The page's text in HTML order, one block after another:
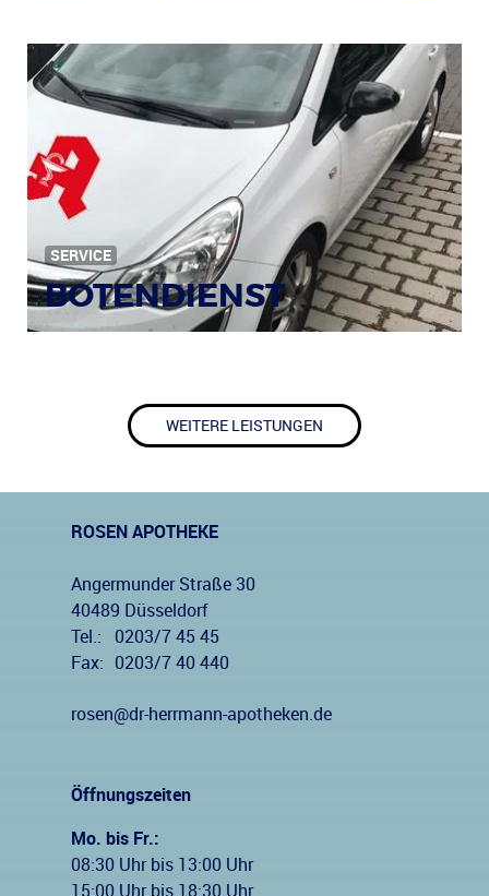
SERVICE
BOTENDIENST
WEITERE LEISTUNGEN
ROSEN APOTHEKE
Angermunder Straße 30
40489 Düsseldorf
Tel.:
0203/7 45 45
Fax:
0203/7 40 440
rosen@dr-herrmann-apotheken.de
Öffnungszeiten
Mo. bis Fr.:
08:30 Uhr bis 13:00 Uhr
15:00 Uhr bis 18:30 Uhr